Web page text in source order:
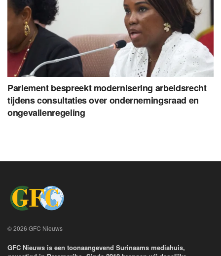
Parlement bespreekt modernisering arbeidsrecht
tijdens consultaties over ondernemingsraad en
ongevallenregeling
© 2026 GFC Nieuws
GFC Nieuws is een toonaangevend Surinaams mediahuis,